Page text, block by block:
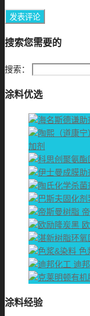
搜索您需要的
搜索：
涂料优选
加剂
色
迪
涂料经验